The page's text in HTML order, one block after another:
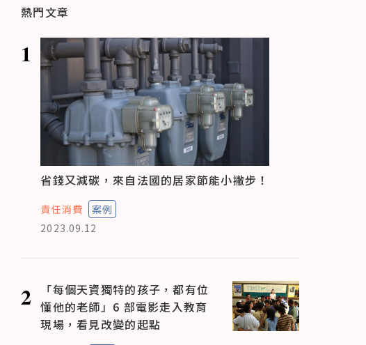
熱門文章
1
省錢又減碳，來自法國的居家節能小撇步！
責任消費
案例
2023.09.12
2
「每個天資獨特的孩子，都有位
懂他的老師」6 部電影走入教育
現場，看見改變的起點